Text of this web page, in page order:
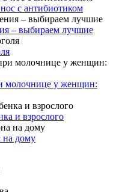
с антибиотиком
– выбираем лучшие
молочнице у женщин:
и взрослого
на дому